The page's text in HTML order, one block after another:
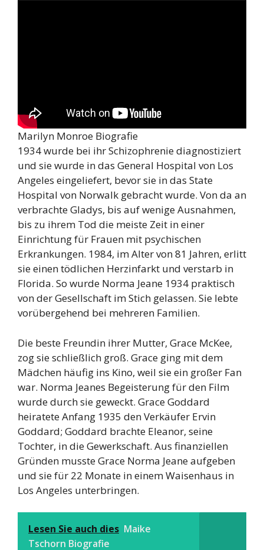
Marilyn Monroe Biografie
1934 wurde bei ihr Schizophrenie diagnostiziert
und sie wurde in das General Hospital von Los
Angeles eingeliefert, bevor sie in das State
Hospital von Norwalk gebracht wurde. Von da an
verbrachte Gladys, bis auf wenige Ausnahmen,
bis zu ihrem Tod die meiste Zeit in einer
Einrichtung für Frauen mit psychischen
Erkrankungen. 1984, im Alter von 81 Jahren, erlitt
sie einen tödlichen Herzinfarkt und verstarb in
Florida. So wurde Norma Jeane 1934 praktisch
von der Gesellschaft im Stich gelassen. Sie lebte
vorübergehend bei mehreren Familien.
Die beste Freundin ihrer Mutter, Grace McKee,
zog sie schließlich groß. Grace ging mit dem
Mädchen häufig ins Kino, weil sie ein großer Fan
war. Norma Jeanes Begeisterung für den Film
wurde durch sie geweckt. Grace Goddard
heiratete Anfang 1935 den Verkäufer Ervin
Goddard; Goddard brachte Eleanor, seine
Tochter, in die Gewerkschaft. Aus finanziellen
Gründen musste Grace Norma Jeane aufgeben
und sie für 22 Monate in einem Waisenhaus in
Los Angeles unterbringen.
Lesen Sie auch dies Maike
Tschorn Biografie